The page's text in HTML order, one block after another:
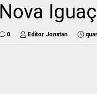
Nova
0 Editor Jonatan